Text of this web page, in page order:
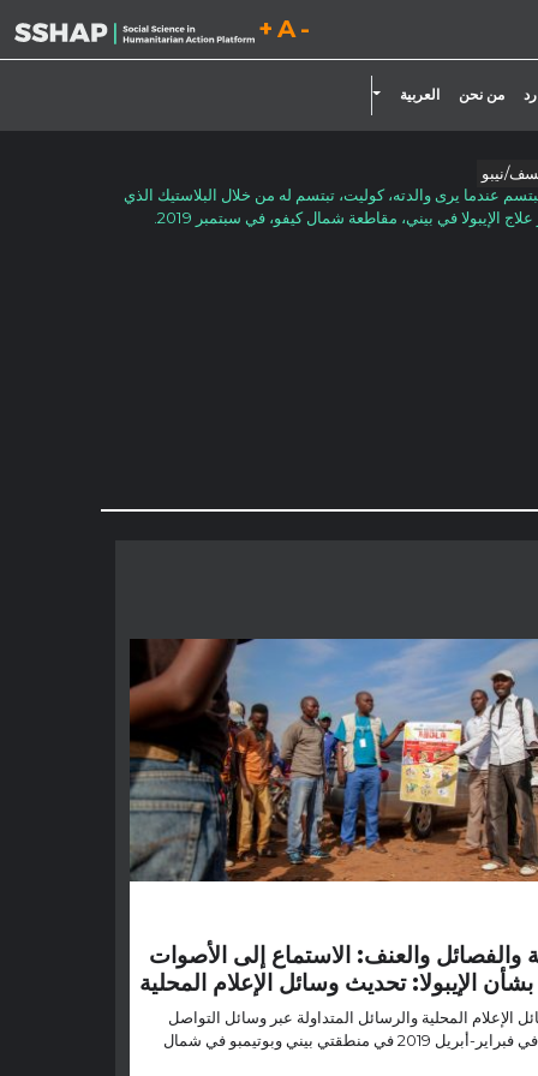
تقليل حجم الخط.
إعادة ضبط حجم الخط.
زيادة حجم الخط.
من نحن العربية
نيبو
5 أشهر، يبتسم عندما يرى والدته، كوليت، تبتسم له من خلال البلاستيك الذي
الإيبولا في بيني، مقاطعة شمال كيفو، في سبتمبر 2019.
والفصائل والعنف: الاستماع إلى الأصوات
بشأن الإيبولا: تحديث وسائل الإعلام المحلية
الإعلام المحلية والرسائل المتداولة عبر وسائل التواصل
الاجتماعي في فبراير-أبريل 2019 في منطقتي بيني وبوتيمبو في شمال